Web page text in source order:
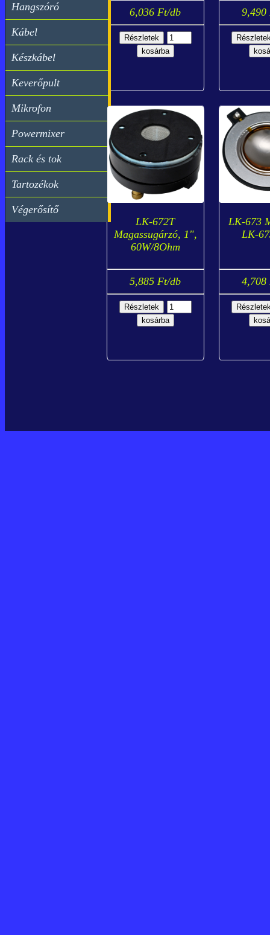
Hangszóró
Kábel
Készkábel
Keverőpult
Mikrofon
Powermixer
Rack és tok
Tartozékok
Végerősítő
6,036 Ft/db 9,490
LK-672T
Magassugárzó, 1",
60W/8Ohm
5,885 Ft/db
LK-673
LK-
4,708